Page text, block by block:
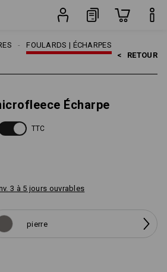
FOULARDS | ÉCHARPES
< RETOUR
Écharpe
TTC
3 à 5 jours ouvrables
pierre